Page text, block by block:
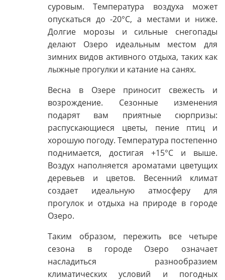
суровым. Температура воздуха может
опускаться до -20°C, а местами и ниже.
Долгие морозы и сильные снегопады
делают Озеро идеальным местом для
зимних видов активного отдыха, таких как
лыжные прогулки и катание на санях.
Весна в Озере приносит свежесть и
возрождение. Сезонные изменения
подарят вам приятные сюрпризы:
распускающиеся цветы, пение птиц и
хорошую погоду. Температура постепенно
поднимается, достигая +15°C и выше.
Воздух наполняется ароматами цветущих
деревьев и цветов. Весенний климат
создает идеальную атмосферу для
прогулок и отдыха на природе в городе
Озеро.
Таким образом, пережить все четыре
сезона в городе Озеро означает
насладиться разнообразием
климатических условий и погодных